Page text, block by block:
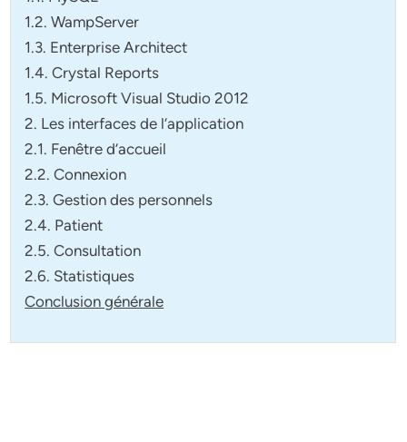
1.2. WampServer
1.3. Enterprise Architect
1.4. Crystal Reports
1.5. Microsoft Visual Studio 2012
2. Les interfaces de l’application
2.1. Fenêtre d’accueil
2.2. Connexion
2.3. Gestion des personnels
2.4. Patient
2.5. Consultation
2.6. Statistiques
Conclusion générale